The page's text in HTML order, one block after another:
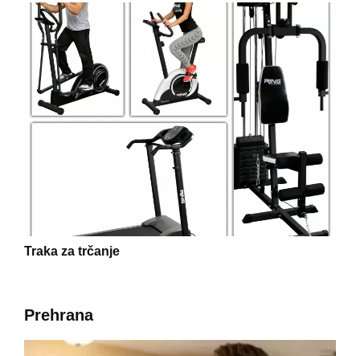
Traka za trčanje
Prehrana